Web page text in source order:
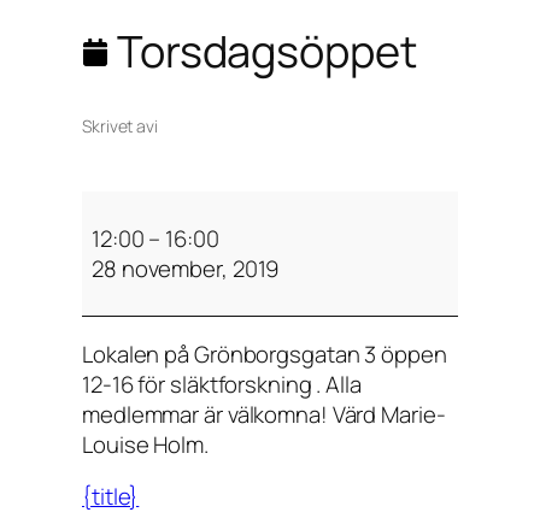
Torsdagsöppet
Skrivet avi
o
d
a
g
s
ö
p
12:00– 16:00
28 november, 2019
Lokalen på Grönborgsgatan 3 öppen
12-16 för släktforskning . Alla
medlemmar är välkomna! Värd Marie-
Louise Holm.
{title}